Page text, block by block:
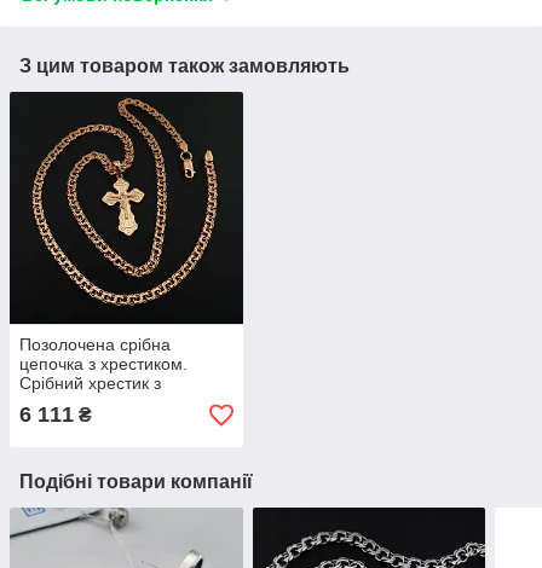
З цим товаром також замовляють
Позолочена срібна
цепочка з хрестиком.
Срібний хрестик з
ланцюжком бісмарк
позолота 585. 55 см
6 111 ₴
Подібні товари компанії